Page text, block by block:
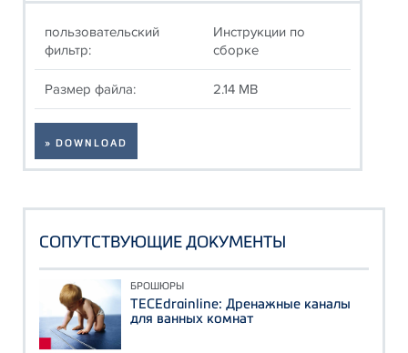
пользовательский
фильтр:
Инструкции по
сборке
Размер файла: 2.14 MB
» DOWNLOAD
СОПУТСТВУЮЩИЕ ДОКУМЕНТЫ
БРОШЮРЫ
TECEdrainline: Дренажные каналы
для ванных комнат